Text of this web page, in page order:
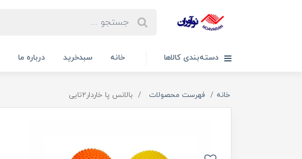
دسته‌بندی کالاها خانه سبدخرید درباره ما
خانه فهرست محصولات بالانس پا خاردار2تایی